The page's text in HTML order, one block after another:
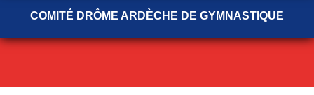
COMITÉ DRÔME ARDÈCHE DE GYMNASTIQUE